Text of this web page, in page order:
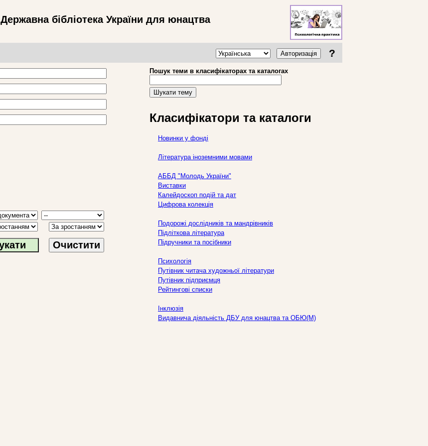
Державна бібліотека України для юнацтва
Авторизація ?
Очистити
Пошук теми в класифікаторах та каталогах
Шукати тему
Класифікатори та каталоги
Новинки у фонді
Література іноземними мовами
АББД "Молодь України"
Виставки
Калейдоскоп подій та дат
Цифрова колекція
Подорожі дослідників та мандрівників
Підліткова література
Підручники та посібники
Психологія
Путівник читача художньої літератури
Путівник підприємця
Рейтингові списки
Інклюзія
Видавнича діяльність ДБУ для юнацтва та ОБЮ(М)